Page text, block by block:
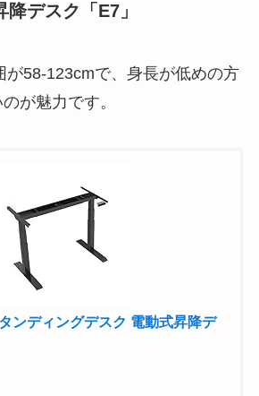
デスク「E7」
が58-123cmで、身長が低めの方
が魅力です。
ンディングデスク 電動式昇降デ